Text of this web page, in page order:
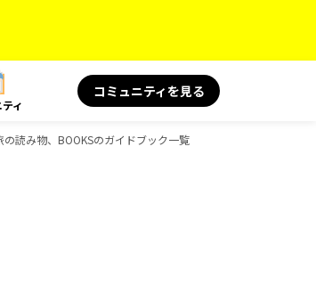
ィ
コミュニティを見る
読み物、BOOKSのガイドブック一覧